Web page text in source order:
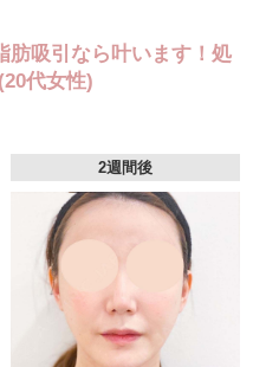
肪吸引なら叶います！処
代女性)
2週間後